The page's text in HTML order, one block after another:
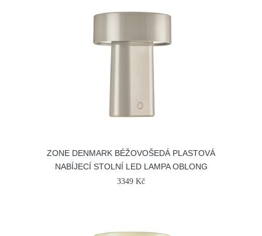
ZONE DENMARK BÉŽOVOŠEDÁ PLASTOVÁ
NABÍJECÍ STOLNÍ LED LAMPA OBLONG
3349 Kč